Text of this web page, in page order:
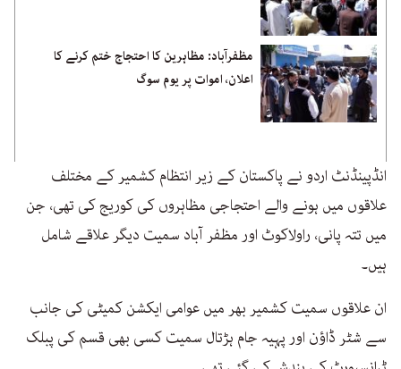
مظفرآباد: مظاہرین کا احتجاج ختم کرنے کا
اعلان، اموات پر یوم سوگ
انڈپینڈنٹ اردو نے پاکستان کے زیر انتظام کشمیر کے مختلف
علاقوں میں ہونے والے احتجاجی مظاہروں کی کوریج کی تھی، جن
میں تتہ پانی، راولاکوٹ اور مظفر آباد سمیت دیگر علاقے شامل
ہیں۔
ان علاقوں سمیت کشمیر بھر میں عوامی ایکشن کمیٹی کی جانب
سے شٹر ڈاؤن اور پہیہ جام ہڑتال سمیت کسی بھی قسم کی پبلک